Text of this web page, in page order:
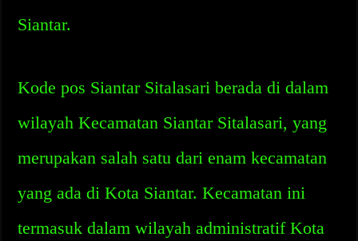
Siantar.
Kode pos Siantar Sitalasari berada di dalam
wilayah Kecamatan Siantar Sitalasari, yang
merupakan salah satu dari enam kecamatan
yang ada di Kota Siantar. Kecamatan ini
termasuk dalam wilayah administratif Kota